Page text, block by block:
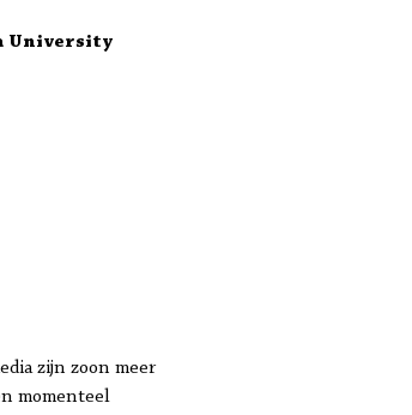
University
zijn zoon meer
momenteel